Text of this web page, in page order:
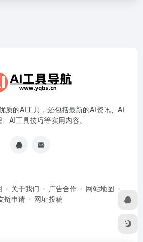
质的AI工具，还包括最新的AI资讯、AI
AI工具技巧等实用内容。
关于我们 广告合作
网站地图
链申请
网址投稿